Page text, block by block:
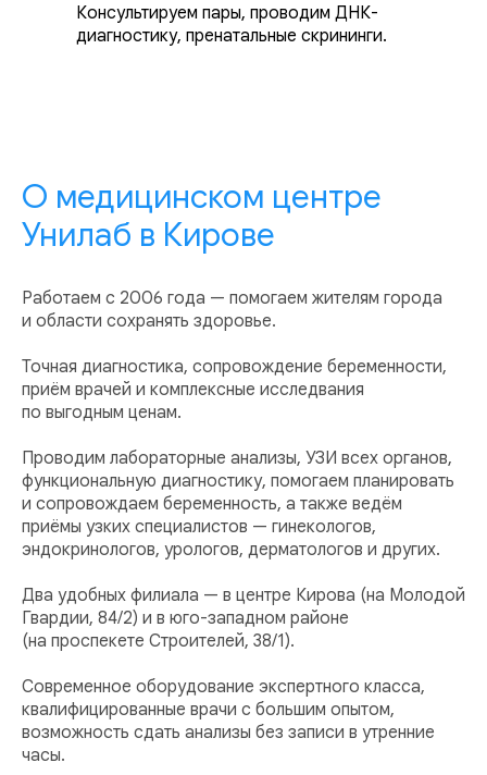
Консультируем пары, проводим ДНК-
диагностику, пренатальные скрининги.
О медицинском центре
Унилаб в Кирове
Работаем с 2006 года — помогаем жителям города
и области сохранять здоровье.
Точная диагностика, сопровождение беременности,
приём врачей и комплексные исследвания
по выгодным ценам.
Проводим лабораторные анализы, УЗИ всех органов,
функциональную диагностику, помогаем планировать
и сопровождаем беременность, а также ведём
приёмы узких специалистов — гинекологов,
эндокринологов, урологов, дерматологов и других.
Два удобных филиала — в центре Кирова (на Молодой
Гвардии, 84/2) и в юго-западном районе
(на проспекете Строителей, 38/1).
Современное оборудование экспертного класса,
квалифицированные врачи с большим опытом,
возможность сдать анализы без записи в утренние
часы.